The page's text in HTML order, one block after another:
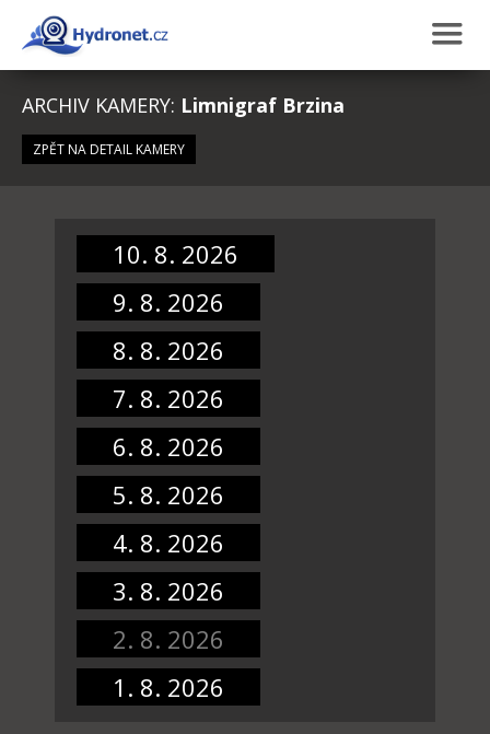
ARCHIV KAMERY: Limnigraf Brzina
ZPĚT NA DETAIL KAMERY
10. 8. 2026
9. 8. 2026
8. 8. 2026
7. 8. 2026
6. 8. 2026
5. 8. 2026
4. 8. 2026
3. 8. 2026
2. 8. 2026
1. 8. 2026